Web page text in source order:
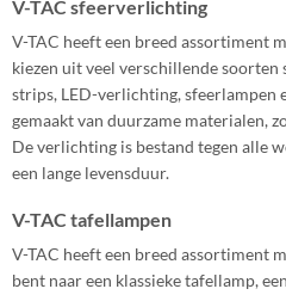
V-TAC sfeerverlichting
V-TAC heeft een breed assortiment
kiezen uit veel verschillende
strips, LED-verlichting, sfeerlampen
gemaakt van duurzame materialen,
De verlichting is bestand tegen alle
een lange levensduur.
V-TAC tafellampen
V-TAC heeft een breed assortiment
bent naar een klassieke tafellamp,